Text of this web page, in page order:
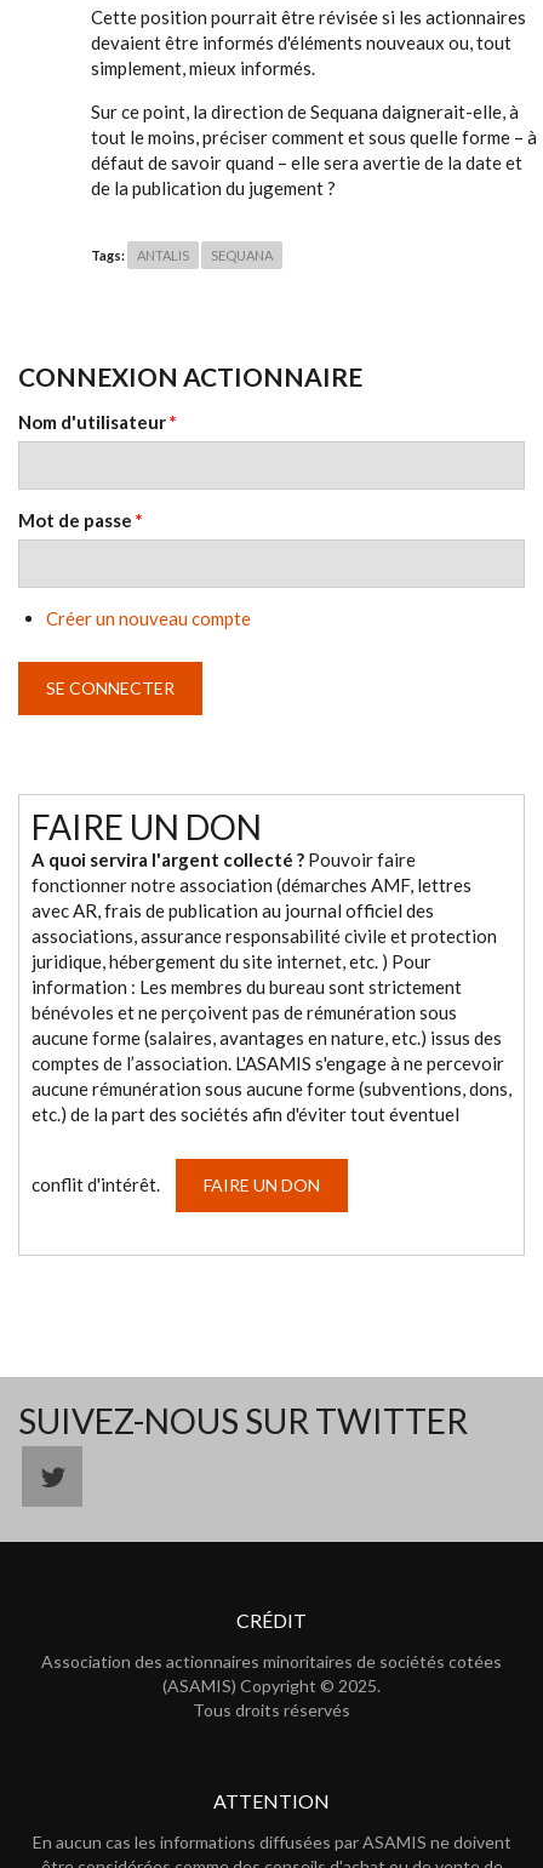
Cette position pourrait être révisée si les actionnaires
devaient être informés d'éléments nouveaux ou, tout
simplement, mieux informés.
Sur ce point, la direction de Sequana daignerait-elle, à
tout le moins, préciser comment et sous quelle forme – à
défaut de savoir quand – elle sera avertie de la date et
de la publication du jugement ?
Tags: ANTALIS SEQUANA
CONNEXION ACTIONNAIRE
Nom d'utilisateur*
Mot de passe *
Créer un nouveau compte
FAIRE UN DON
A quoi servira l'argent collecté ? Pouvoir faire
fonctionner notre association (démarches AMF, lettres
avec AR, frais de publication au journal officiel des
associations, assurance responsabilité civile et protection
juridique, hébergement du site internet, etc. ) Pour
information : Les membres du bureau sont strictement
bénévoles et ne perçoivent pas de rémunération sous
aucune forme (salaires, avantages en nature, etc.) issus des
comptes de l’association. L'ASAMIS s'engage à ne percevoir
aucune rémunération sous aucune forme (subventions, dons,
etc.) de la part des sociétés afin d'éviter tout éventuel
conflit d'intérêt. FAIRE UN DON
SUIVEZ-NOUS SUR TWITTER
CRÉDIT
Association des actionnaires minoritaires de sociétés cotées
(ASAMIS) Copyright © 2025.
Tous droits réservés
ATTENTION
En aucun cas les informations diffusées par ASAMIS ne doivent